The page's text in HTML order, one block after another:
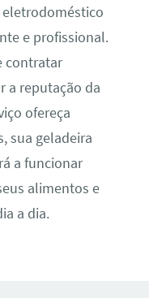
e profissional.
contratar
a reputação da
ofereça
sua geladeira
a funcionar
alimentos e
a dia.